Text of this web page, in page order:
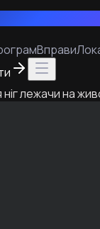
Вправи
лежачи на